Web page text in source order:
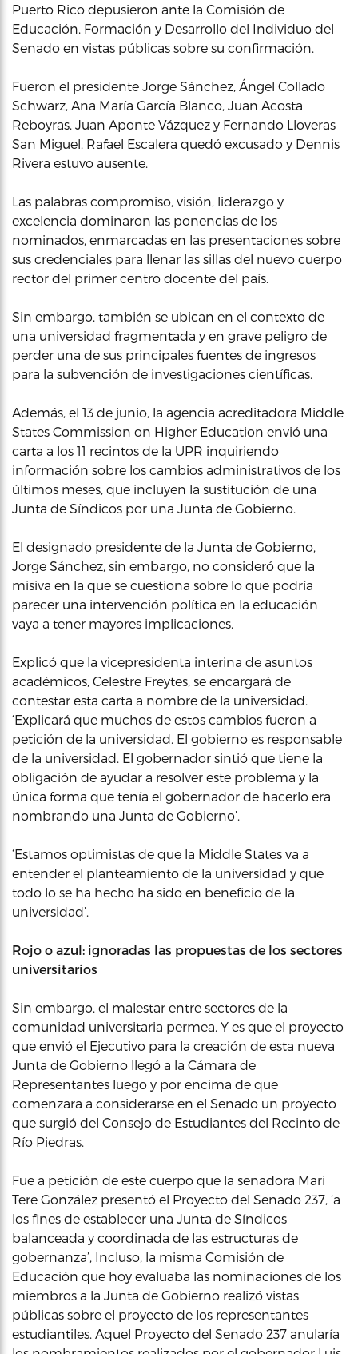
Puerto Rico depusieron ante la Comisión de
Educación, Formación y Desarrollo del Individuo del
Senado en vistas públicas sobre su confirmación.
Fueron el presidente Jorge Sánchez, Ángel Collado
Schwarz, Ana María García Blanco, Juan Acosta
Reboyras, Juan Aponte Vázquez y Fernando Lloveras
San Miguel. Rafael Escalera quedó excusado y Dennis
Rivera estuvo ausente.
Las palabras compromiso, visión, liderazgo y
excelencia dominaron las ponencias de los
nominados, enmarcadas en las presentaciones sobre
sus credenciales para llenar las sillas del nuevo cuerpo
rector del primer centro docente del país.
Sin embargo, también se ubican en el contexto de
una universidad fragmentada y en grave peligro de
perder una de sus principales fuentes de ingresos
para la subvención de investigaciones científicas.
Además, el 13 de junio, la agencia acreditadora Middle
States Commission on Higher Education envió una
carta a los 11 recintos de la UPR inquiriendo
información sobre los cambios administrativos de los
últimos meses, que incluyen la sustitución de una
Junta de Síndicos por una Junta de Gobierno.
El designado presidente de la Junta de Gobierno,
Jorge Sánchez, sin embargo, no consideró que la
misiva en la que se cuestiona sobre lo que podría
parecer una intervención política en la educación
vaya a tener mayores implicaciones.
Explicó que la vicepresidenta interina de asuntos
académicos, Celestre Freytes, se encargará de
contestar esta carta a nombre de la universidad.
‘Explicará que muchos de estos cambios fueron a
petición de la universidad. El gobierno es responsable
de la universidad. El gobernador sintió que tiene la
obligación de ayudar a resolver este problema y la
única forma que tenía el gobernador de hacerlo era
nombrando una Junta de Gobierno’.
‘Estamos optimistas de que la Middle States va a
entender el planteamiento de la universidad y que
todo lo se ha hecho ha sido en beneficio de la
universidad’.
Rojo o azul: ignoradas las propuestas de los sectores
universitarios
Sin embargo, el malestar entre sectores de la
comunidad universitaria permea. Y es que el proyecto
que envió el Ejecutivo para la creación de esta nueva
Junta de Gobierno llegó a la Cámara de
Representantes luego y por encima de que
comenzara a considerarse en el Senado un proyecto
que surgió del Consejo de Estudiantes del Recinto de
Río Piedras.
Fue a petición de este cuerpo que la senadora Mari
Tere González presentó el Proyecto del Senado 237, ‘a
los fines de establecer una Junta de Síndicos
balanceada y coordinada de las estructuras de
gobernanza’, Incluso, la misma Comisión de
Educación que hoy evaluaba las nominaciones de los
miembros a la Junta de Gobierno realizó vistas
públicas sobre el proyecto de los representantes
estudiantiles. Aquel Proyecto del Senado 237 anularía